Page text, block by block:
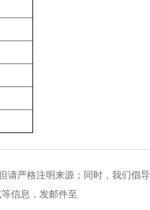
请严格注明来源；同时，我们倡导
信息，发邮件至